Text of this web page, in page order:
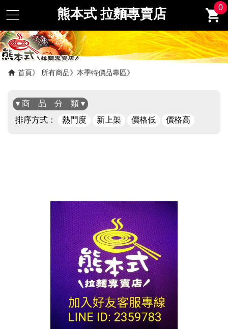
熊本式 拉麵專賣店 0
首頁 所有商品 本季特價品專區
▾ 商 品 分 類 ▾
排序方式：
熱門度 新上架 價格低 價格高